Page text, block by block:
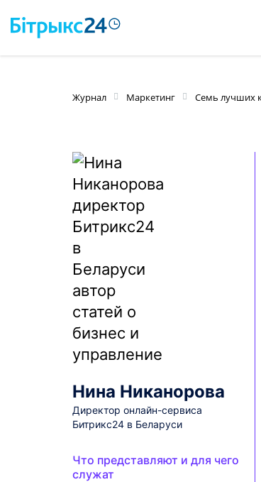
Журнал Маркетинг Семь лучших
Нина Никанорова
Директор онлайн-сервиса
Битрикс24 в Беларуси
Что представляют и для чего
служат